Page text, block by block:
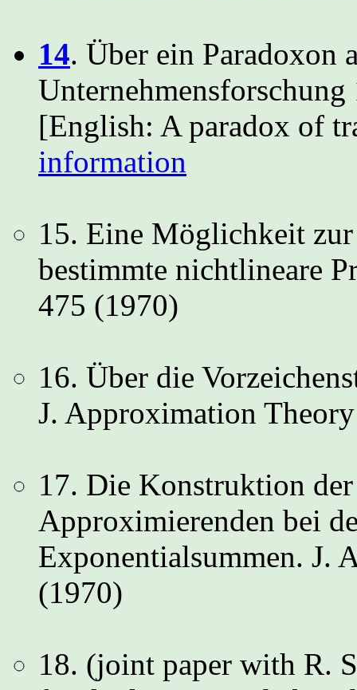
14. Über ein Paradoxon
[English: A paradox of
information
15. Eine Möglichkeit
bestimmte nichtlineare
475 (1970)
16. Über die
J. Approximation
17. Die Konstruktion
Approximierenden bei
Exponentialsummen. J.
(1970)
18. (joint paper with R.